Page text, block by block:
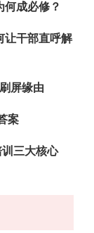
何成必修？
让干部直呼解
屏缘由
案
三大核心